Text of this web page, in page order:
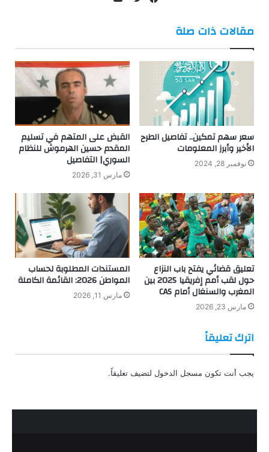
مقالات ذات صلة
سعر سهم تمكين.. تفاصيل الطرح
الأخير وأبرز المعلومات
نوفمبر 28, 2024
القبض على المتهم في تسليم
المقدم حسين الهرموش للنظام
السوري| التفاصيل
مارس 31, 2026
تعليق قضائي يفتح باب النزاع
حول لقب أمم إفريقيا 2025 بين
المغرب والسنغال أمام CAS
مارس 23, 2026
المستندات المطلوبة لحساب
المواطن 2026: القائمة الكاملة
مارس 11, 2026
اترك تعليقاً
يجب أنت تكون مسجل الدخول لتضيف تعليقاً.